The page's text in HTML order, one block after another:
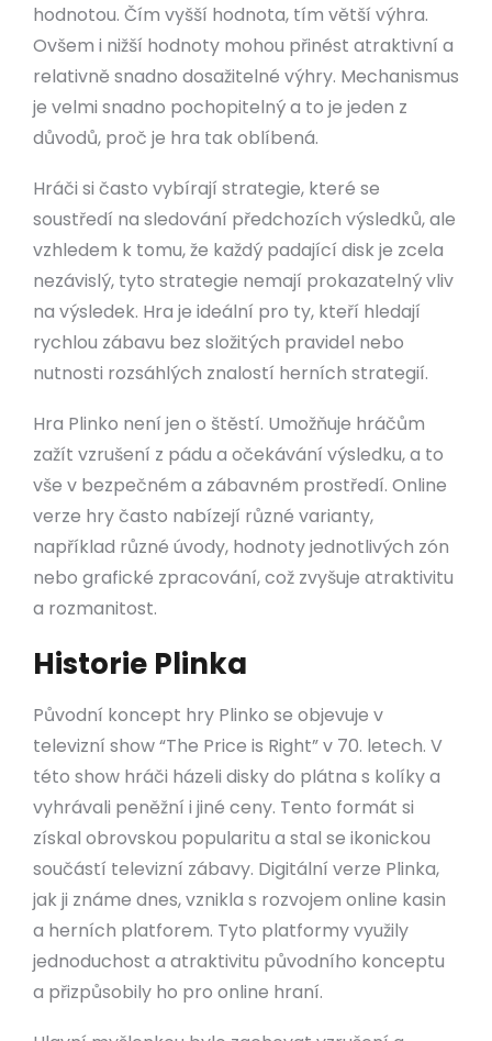
hodnotou. Čím vyšší hodnota, tím větší výhra.
Ovšem i nižší hodnoty mohou přinést atraktivní a
relativně snadno dosažitelné výhry. Mechanismus
je velmi snadno pochopitelný a to je jeden z
důvodů, proč je hra tak oblíbená.
Hráči si často vybírají strategie, které se
soustředí na sledování předchozích výsledků, ale
vzhledem k tomu, že každý padající disk je zcela
nezávislý, tyto strategie nemají prokazatelný vliv
na výsledek. Hra je ideální pro ty, kteří hledají
rychlou zábavu bez složitých pravidel nebo
nutnosti rozsáhlých znalostí herních strategií.
Hra Plinko není jen o štěstí. Umožňuje hráčům
zažít vzrušení z pádu a očekávání výsledku, a to
vše v bezpečném a zábavném prostředí. Online
verze hry často nabízejí různé varianty,
například různé úvody, hodnoty jednotlivých zón
nebo grafické zpracování, což zvyšuje atraktivitu
a rozmanitost.
Historie Plinka
Původní koncept hry Plinko se objevuje v
televizní show “The Price is Right” v 70. letech. V
této show hráči házeli disky do plátna s kolíky a
vyhrávali peněžní i jiné ceny. Tento formát si
získal obrovskou popularitu a stal se ikonickou
součástí televizní zábavy. Digitální verze Plinka,
jak ji známe dnes, vznikla s rozvojem online kasin
a herních platforem. Tyto platformy využily
jednoduchost a atraktivitu původního konceptu
a přizpůsobily ho pro online hraní.